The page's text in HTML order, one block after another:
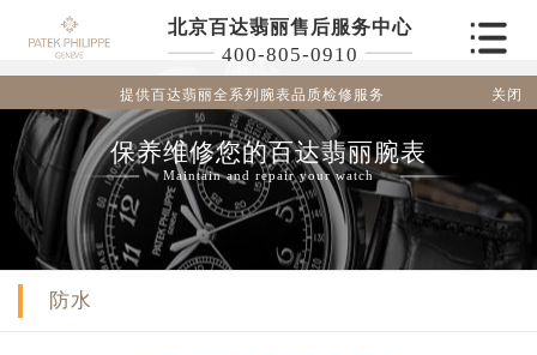
北京百达翡丽售后服务中心
400-805-0910
提供百达翡丽全系列腕表品质检修服务 关闭
保养维修您的百达翡丽腕表
Maintain and repair your watch
防水